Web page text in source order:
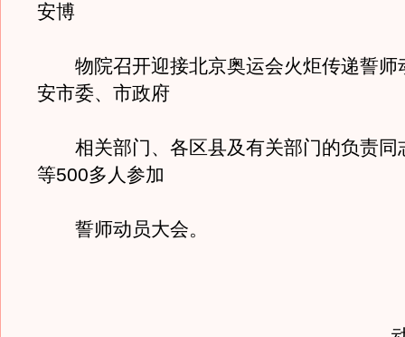
安博
物院召开迎接北京奥运会火炬传递誓师
安市委、市政府
相关部门、各区县及有关部门的负责同
等500多人参加
誓师动员大会。